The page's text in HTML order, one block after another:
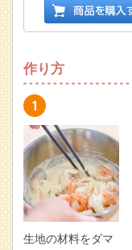
作り方
生地の材料をダマ